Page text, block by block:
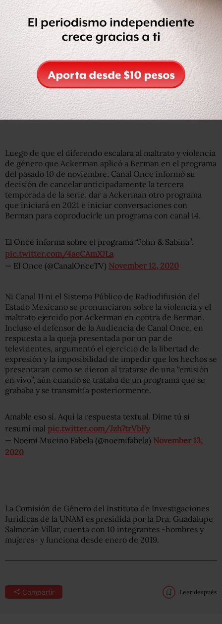
El oportunismo de @LillyTellez se queda corto frente al
@sabinaberman, quien se vistió con piel de “anti-
neoliberal” para colarse a la#4Tpero ahora encuentra su
verdadera casa junto a @DeniseDresserG
A cualquiera que haya visto nuestro programa le consta
que…
— John M. Ackerman (@JohnMAckerman)November 8,
2020
Luego de que el diferendo escalara al maltrato y violencia
de género que Ackerman aplicó a Berman en el programa
del pasado 10 de noviembre, Canal Once informó su
decisión de cancelar anticipadamente la tercera
temporada de la serie, dar a Ackerman otro programa
que iniciará en 2021 e iniciar conversaciones con
Berman para coproducirle un programa con canal 14.
El Once informa sobre el programa “John & Sabina”.
pic.twitter.com/4aeCAmXJLa
— El Once (@CanalOnceTV) November 12, 2020
Ni Canal 11 ni el Sistema Público de Radiodifusión del
Estado Mexicano se pronunciaron sobre la violencia y el
maltrato ejercido por Ackerman en contra de Berman.
Incluso el defensor de la Audiencia de Canal Once, en
respuesta a la queja presentada por un par de
televidentes, argumentó el ejercicio de la libertad de
expresión y la imposibilidad de impedir que los hechos se
presentaran como se dieron al tratarse de una “emisión
en vivo”, aún cuando se trataba de un programa que se
grababa y se transmitía posteriormente.
Amable eso sí. Aquí la respuesta textual. Dime tú si
resumí mal pic.twitter.com/Jzh7trVbFy
— Noemi Mucino Fabela (@noemifabela) November 13,
2020
La Comisión de Género del Instituto de Investigaciones
Jurídicas de la UNAM es presidida por la Dra. Guadalupe
Salmorán Villar, cuenta con 10 integrantes -hombres y
mujeres- y funciona desde enero de 2019.
Compartir Leer después